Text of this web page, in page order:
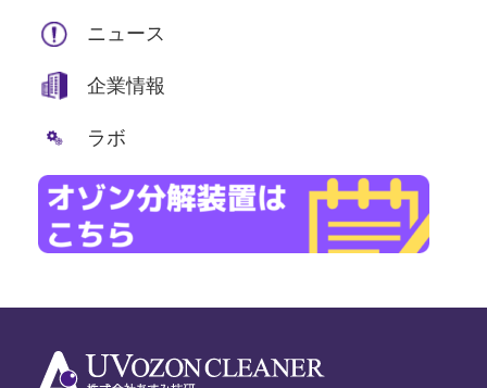
ニュース
企業情報
ラボ